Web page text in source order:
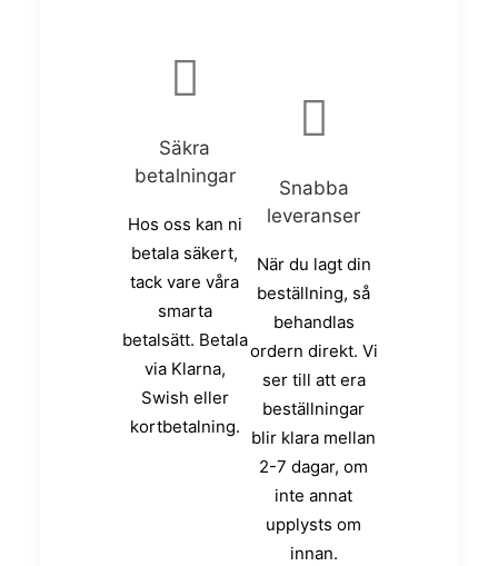
Säkra
betalningar
Hos oss kan ni
betala säkert,
tack vare våra
smarta
betalsätt. Betala
via Klarna,
Swish eller
kortbetalning.
Snabba
leveranser
När du lagt din
beställning, så
behandlas
ordern direkt. Vi
ser till att era
beställningar
blir klara mellan
2-7 dagar, om
inte annat
upplysts om
innan.